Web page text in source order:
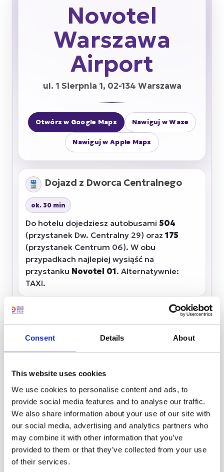
Consent Details About
This website uses cookies
We use cookies to personalise content and ads, to
provide social media features and to analyse our traffic.
We also share information about your use of our site with
our social media, advertising and analytics partners who
may combine it with other information that you’ve
provided to them or that they’ve collected from your use
of their services.
Novotel
Warszawa
Airport
ul. 1 Sierpnia 1, 02-134 Warszawa
Otwórz w Google Maps Nawiguj w Waze
Nawiguj w Apple Maps
🚆 Dojazd z Dworca Centralnego
ok. 30 min
Do hotelu dojedziesz autobusami 504
(przystanek Dw. Centralny 29) oraz 175
(przystanek Centrum 06). W obu
przypadkach najlepiej wysiąść na
przystanku Novotel 01. Alternatywnie:
TAXI.
ok. 10-15 min
(przystanek Lotnisko Chopina - Przyloty
Krótki dojazd zapewnia również TAXI.
🚗 Dojazd samochodem
parking na miejscu
Hotel oferuje płatny parking niestrzeżony.